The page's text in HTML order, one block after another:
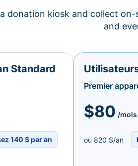
donation kiosk and collect
and
Standard
140 $ par an
Premier
$80 /mois
ou 820 $/an